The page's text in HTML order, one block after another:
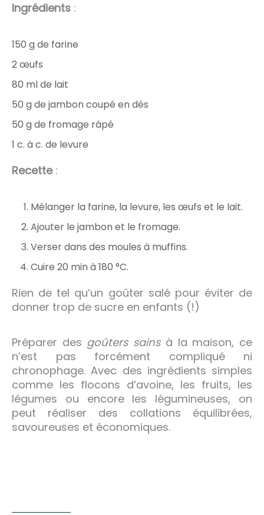
Ingrédients :
150 g de farine
2 œufs
80 ml de lait
50 g de jambon coupé en dés
50 g de fromage râpé
1 c. à c. de levure
Recette:
Mélanger la farine, la levure, les œufs et le lait.
Ajouter le jambon et le fromage.
Verser dans des moules à muffins.
Cuire 20 min à 180 °C.
Rien de tel qu’un goûter salé pour éviter de
donner trop de sucre en enfants (!)
Préparer des goûters sainsà la maison, ce
n’est pas forcément compliqué ni
chronophage. Avec des ingrédients simples
comme les flocons d’avoine, les fruits, les
légumes ou encore les légumineuses, on
peut réaliser des collations équilibrées,
savoureuses et économiques.